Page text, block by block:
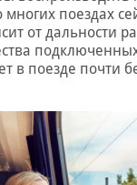
поездах
от дальности
в поезде почти